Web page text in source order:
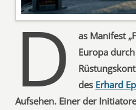
D as Manifest „
Europa
des Erhard
Aufsehen. Einer der